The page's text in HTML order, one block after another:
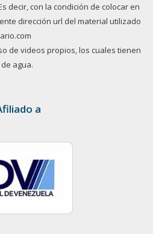
decir, con la condición de colocar en
dirección url del material utilizado
de videos propios, los cuales tienen
agua.
a